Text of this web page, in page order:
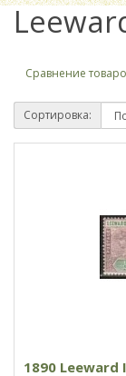
Сравнение
Сортировка:
1890 Leeward